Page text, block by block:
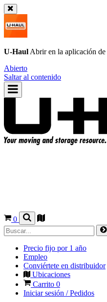
U-Haul Abrir en la aplicación de
Abierto
Saltar al contenido
0
Precio fijo por 1 año
Empleo
Conviértete en distribuidor
Ubicaciones
Carrito 0
Iniciar sesión / Pedidos